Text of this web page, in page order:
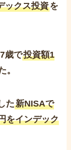
ックス投資を
歳で投資額1
。
た新NISAで
をインデック